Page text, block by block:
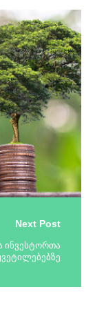
Next Post
ინვესტორთა